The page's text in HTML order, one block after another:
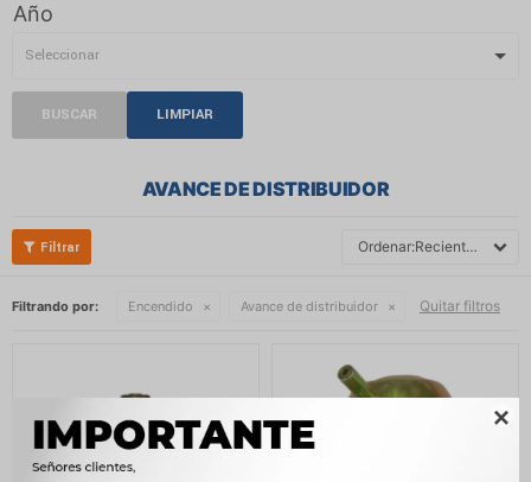

Año
BUSCAR LIMPIAR
AVANCE DE DISTRIBUIDOR
Recientes
Filtrando por: Encendido Avance de distribuidor Quitar filtros